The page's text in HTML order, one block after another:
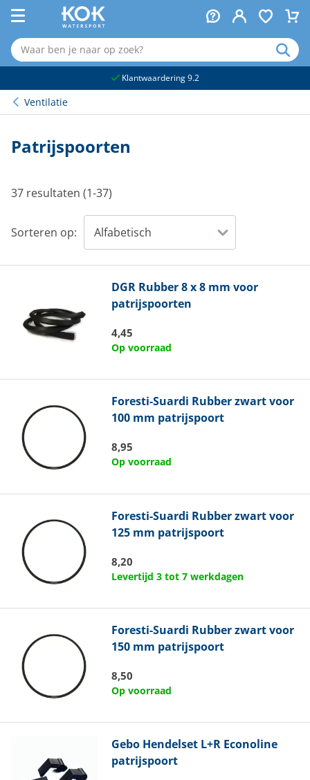
Klantwaardering 9.2
Ventilatie
Patrijspoorten
37 resultaten (1-37)
Sorteren op:
DGR Rubber 8 x 8 mm voor
patrijspoorten
4,45
Op voorraad
Foresti-Suardi Rubber zwart voor
100 mm patrijspoort
8,95
Op voorraad
Foresti-Suardi Rubber zwart voor
125 mm patrijspoort
8,20
Levertijd 3 tot 7 werkdagen
Foresti-Suardi Rubber zwart voor
150 mm patrijspoort
8,50
Op voorraad
Gebo Hendelset L+R Econoline
patrijspoort